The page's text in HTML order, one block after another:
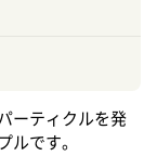
ーティクルを発
ルです。